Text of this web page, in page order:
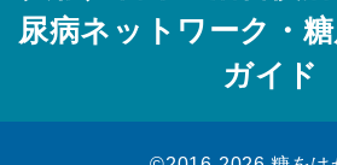
尿病ネットワーク ・
ガイド